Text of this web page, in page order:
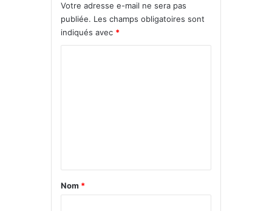
Votre adresse e-mail ne sera pas
publiée. Les champs obligatoires sont
indiqués avec *
a
Nom *